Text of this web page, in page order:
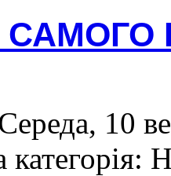
САМОГО
10
категорія: